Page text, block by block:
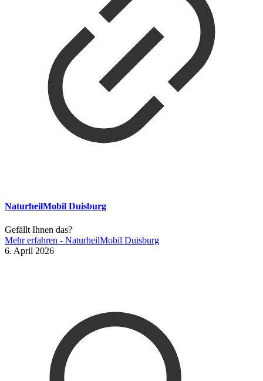
NaturheilMobil Duisburg
Gefällt Ihnen das?
Mehr erfahren - NaturheilMobil Duisburg
6. April 2026